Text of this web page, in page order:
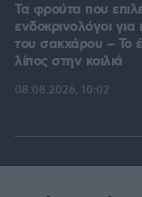
Τα φρούτα που
ενδοκρινολόγοι
του σακχάρου – Το
λίπος στην κοιλιά
08.08.2026, 10:02